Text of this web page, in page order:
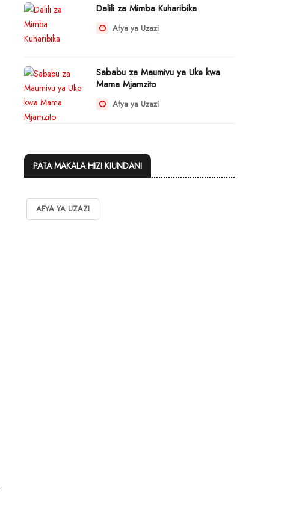
Dalili za Mimba Kuharibika
Afya ya Uzazi
Sababu za Maumivu ya Uke kwa
Mama Mjamzito
Afya ya Uzazi
PATA MAKALA HIZI KIUNDANI
AFYA YA UZAZI